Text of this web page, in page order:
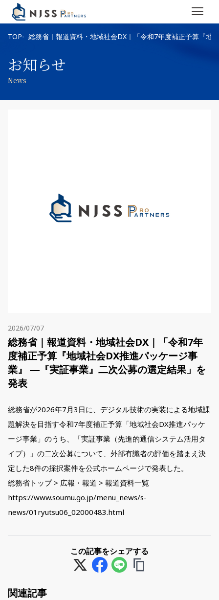
TOP 総務省｜報道資料・地域社会DX｜「令和7年度補正予算『
お知らせ
News
2026/07/07
総務省｜報道資料・地域社会DX｜「令和7年
度補正予算『地域社会DX推進パッケージ事
業』 ―『実証事業』二次公募の選定結果」を
発表
総務省が2026年7月3日に、デジタル技術の実装による地域課
題解決を目指す令和7年度補正予算「地域社会DX推進パッケ
ージ事業」のうち、「実証事業（先進的通信システム活用タ
イプ）」の二次公募について、外部有識者の評価を踏まえ決
定した8件の採択案件を公式ホームページで発表した。
総務省トップ > 広報・報道 > 報道資料一覧
https://www.soumu.go.jp/menu_news/s-
news/01ryutsu06_02000483.html
この記事をシェアする
関連記事